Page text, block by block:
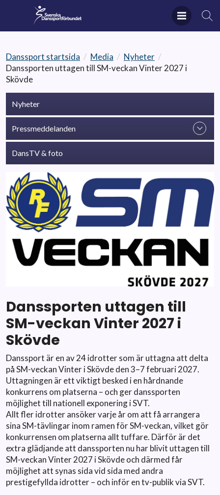
Danssport startsida / Media / Nyheter /
Danssporten uttagen till SM-veckan Vinter 2027 i
Skövde
Nyheter
Pressmeddelanden
DansTV & foto
Danssporten uttagen till
SM-veckan Vinter 2027 i
Skövde
Danssport är en av 24 idrotter som är uttagna att delta
på SM-veckan Vinter i Skövde den 3–7 februari 2027.
Uttagningen är ett viktigt besked i en hårdnande
konkurrens om platserna – och ger danssporten
möjlighet till nationell exponering i SVT.
Allt fler idrotter ansöker varje år om att få arrangera
sina SM-tävlingar inom ramen för SM-veckan, vilket gör
konkurrensen om platserna allt tuffare. Därför är det
extra glädjande att danssporten nu har blivit uttagen till
SM-veckan Vinter 2027 i Skövde och därmed får
möjlighet att synas sida vid sida med andra
prestigefyllda idrotter – och inför en tv-publik via SVT.